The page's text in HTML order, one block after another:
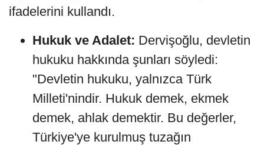
ifadelerini kullandı.
Hukuk ve Adalet: Dervişoğlu, devletin
hukuku hakkında şunları söyledi:
"Devletin hukuku, yalnızca Türk
Milleti'nindir. Hukuk demek, ekmek
demek, ahlak demektir. Bu değerler,
Türkiye'ye kurulmuş tuzağın